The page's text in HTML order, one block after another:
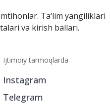
Ta‘lim yangiliklari
va kirish ballari.
Ijtimoiy tarmoqlarda
Instagram
Telegram